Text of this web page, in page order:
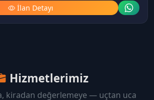
İlan Detayı
Hizmetlerimiz
kiradan değerlemeye — uçtan uca